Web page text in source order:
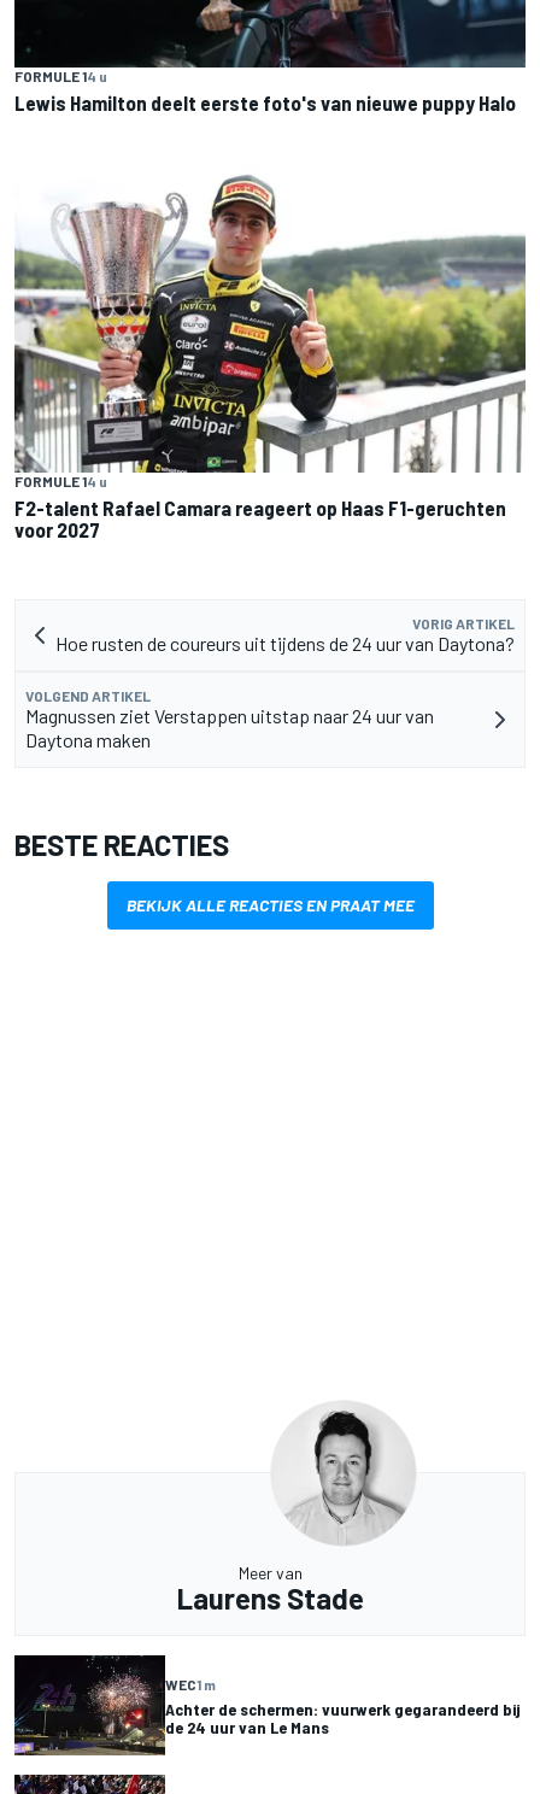
FORMULE 14 u
Lewis Hamilton deelt eerste foto's van nieuwe puppy Halo
FORMULE 14 u
F2-talent Rafael Camara reageert op Haas F1-geruchten
voor 2027
VORIG ARTIKEL
Hoe rusten de coureurs uit tijdens de 24 uur van Daytona?
VOLGEND ARTIKEL
Magnussen ziet Verstappen uitstap naar 24 uur van
Daytona maken
BESTE REACTIES
BEKIJK ALLE REACTIES EN PRAAT MEE
Meer van
Laurens Stade
WEC1 m
Achter de schermen: vuurwerk gegarandeerd bij
de 24 uur van Le Mans